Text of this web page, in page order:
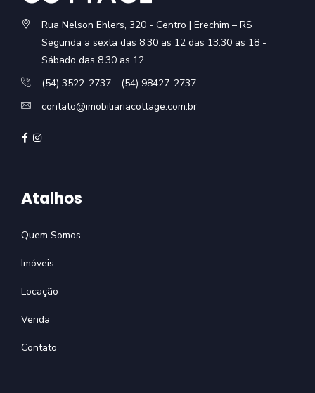
Rua Nelson Ehlers, 320 - Centro | Erechim – RS
Segunda a sexta das 8.30 as 12 das 13.30 as 18 -
Sábado das 8.30 as 12
(54) 3522-2737 - (54) 98427-2737
contato@imobiliariacottage.com.br
Atalhos
Quem Somos
Imóveis
Locação
Venda
Contato